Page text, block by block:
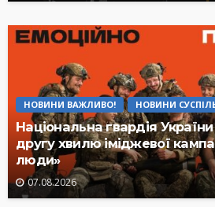
НОВИНИ ВАЖЛИВО! НОВИНИ
Національна гвардія
другу хвилю іміджевої
люди»
07.08.2026